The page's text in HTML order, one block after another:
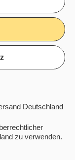
Deutschland
zu verwenden.